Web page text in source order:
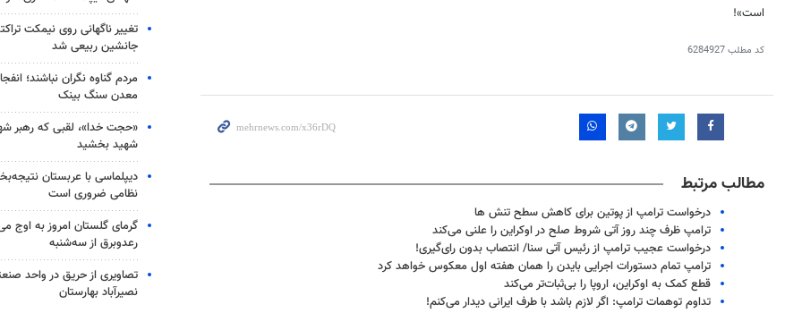
است»!
کد مطلب6284927
مطالب مرتبط
درخواست ترامپ از پوتین برای کاهش سطح تنش ها
ترامپ ظرف چند روز آتی شروط صلح در اوکراین را علنی می‌کند
درخواست عجیب ترامپ از رئیس آتی سنا/ انتصاب بدون رای‌گیری!
ترامپ تمام دستورات اجرایی بایدن را همان هفته اول معکوس خواهد کرد
قطع کمک به اوکراین، اروپا را بی‌ثبات‌تر می‌کند
تداوم توهمات ترامپ: اگر لازم باشد با طرف ایرانی دیدار می‌کنم!
تغییر ناگهانی روی نیمکت
جانشین ربیعی شد
مردم گناوه نگران نباشند؛
معدن سنگ بینک
«حجت خدا»، لقبی که رهبر
شهید بخشید
دیپلماسی با عربستان
نظامی ضروری است
گرمای گلستان امروز به اوج
رعدوبرق از سه‌شنبه
تصاویری از حریق در واحد
نصیرآباد بهارستان